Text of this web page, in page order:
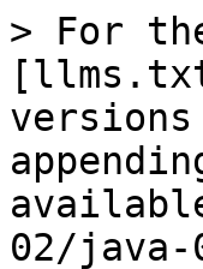
> For
02/java-